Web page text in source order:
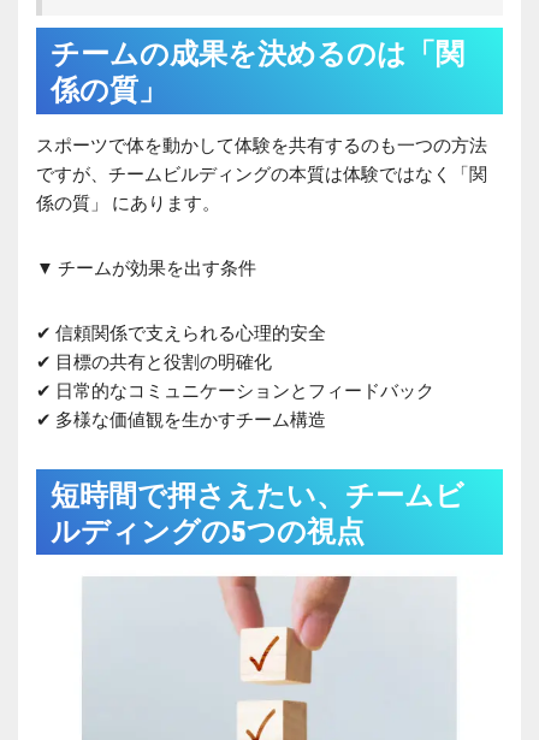
チームの成果を決めるのは「関
係の質」
スポーツで体を動かして体験を共有するのも一つの方法
ですが、チームビルディングの本質は体験ではなく「関
係の質」 にあります。
▼ チームが効果を出す条件
✔ 信頼関係で支えられる心理的安全
✔ 目標の共有と役割の明確化
✔ 日常的なコミュニケーションとフィードバック
✔ 多様な価値観を生かすチーム構造
短時間で押さえたい、チームビ
ルディングの5つの視点